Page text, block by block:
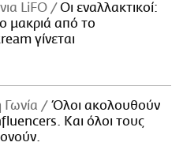
LiFO
Οι εναλλακτικοί:
μακριά από το
γίνεται
Γωνία
Όλοι ακολουθούν
Και όλοι τους